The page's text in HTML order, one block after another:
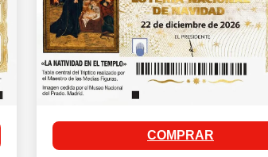
COMPRAR